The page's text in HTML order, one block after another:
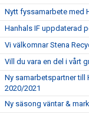
Nytt fyssamarbete med
Hanhals IF uppdaterad
Vi välkomnar Stena
Vill du vara en del i vårt
Ny samarbetspartner till
2020/2021
Ny säsong väntar &